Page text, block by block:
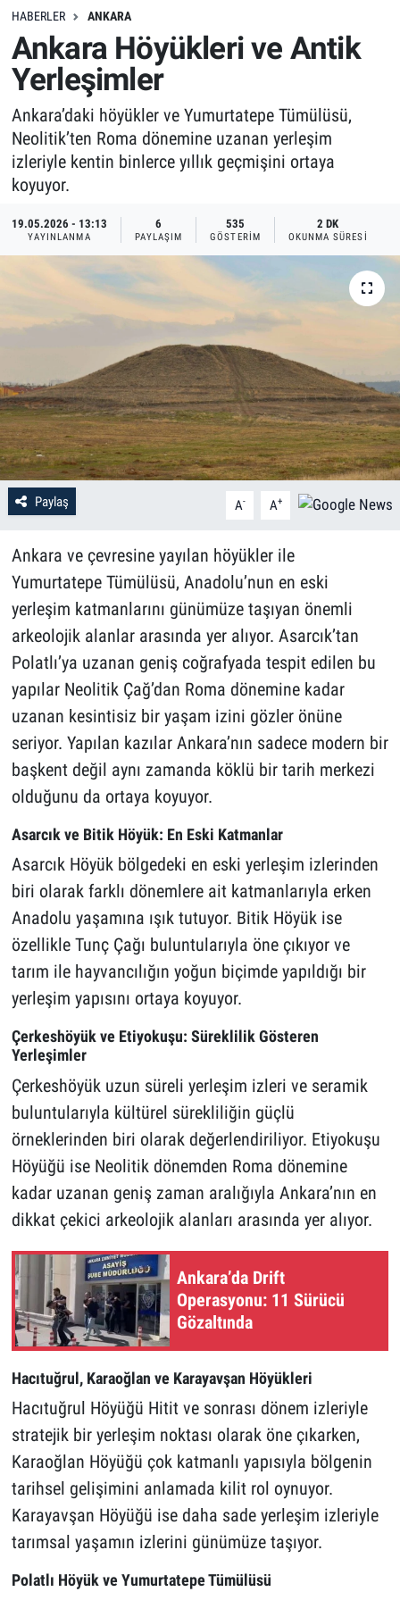
HABERLER ANKARA
Ankara Höyükleri ve Antik
Yerleşimler
Ankara’daki höyükler ve Yumurtatepe Tümülüsü,
Neolitik’ten Roma dönemine uzanan yerleşim
izleriyle kentin binlerce yıllık geçmişini ortaya
koyuyor.
19.05.2026 - 13:13
YAYINLANMA
6
PAYLAŞIM
535
GÖSTERIM
2 DK
OKUNMA SÜRESI
Paylaş A- A+
Ankara ve çevresine yayılan höyükler ile
Yumurtatepe Tümülüsü, Anadolu’nun en eski
yerleşim katmanlarını günümüze taşıyan önemli
arkeolojik alanlar arasında yer alıyor. Asarcık’tan
Polatlı’ya uzanan geniş coğrafyada tespit edilen bu
yapılar Neolitik Çağ’dan Roma dönemine kadar
uzanan kesintisiz bir yaşam izini gözler önüne
seriyor. Yapılan kazılar Ankara’nın sadece modern bir
başkent değil aynı zamanda köklü bir tarih merkezi
olduğunu da ortaya koyuyor.
Asarcık ve Bitik Höyük: En Eski Katmanlar
Asarcık Höyük bölgedeki en eski yerleşim izlerinden
biri olarak farklı dönemlere ait katmanlarıyla erken
Anadolu yaşamına ışık tutuyor. Bitik Höyük ise
özellikle Tunç Çağı buluntularıyla öne çıkıyor ve
tarım ile hayvancılığın yoğun biçimde yapıldığı bir
yerleşim yapısını ortaya koyuyor.
Çerkeshöyük ve Etiyokuşu: Süreklilik Gösteren
Yerleşimler
Çerkeshöyük uzun süreli yerleşim izleri ve seramik
buluntularıyla kültürel sürekliliğin güçlü
örneklerinden biri olarak değerlendiriliyor. Etiyokuşu
Höyüğü ise Neolitik dönemden Roma dönemine
kadar uzanan geniş zaman aralığıyla Ankara’nın en
dikkat çekici arkeolojik alanları arasında yer alıyor.
Ankara’da Drift
Operasyonu: 11 Sürücü
Gözaltında
Hacıtuğrul, Karaoğlan ve Karayavşan Höyükleri
Hacıtuğrul Höyüğü Hitit ve sonrası dönem izleriyle
stratejik bir yerleşim noktası olarak öne çıkarken,
Karaoğlan Höyüğü çok katmanlı yapısıyla bölgenin
tarihsel gelişimini anlamada kilit rol oynuyor.
Karayavşan Höyüğü ise daha sade yerleşim izleriyle
tarımsal yaşamın izlerini günümüze taşıyor.
Polatlı Höyük ve Yumurtatepe Tümülüsü